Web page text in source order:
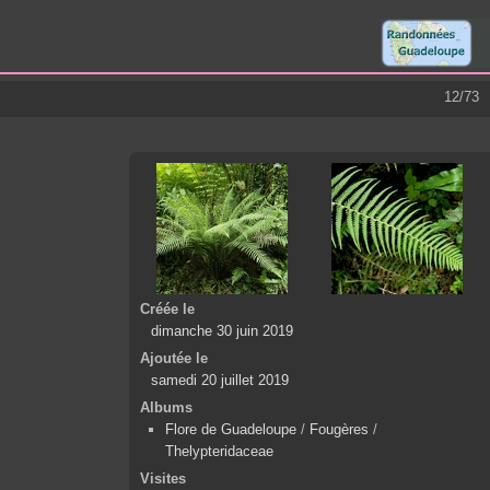
12/73
Créée le
dimanche 30 juin 2019
Ajoutée le
samedi 20 juillet 2019
Albums
Flore de Guadeloupe / Fougères /
Thelypteridaceae
Visites